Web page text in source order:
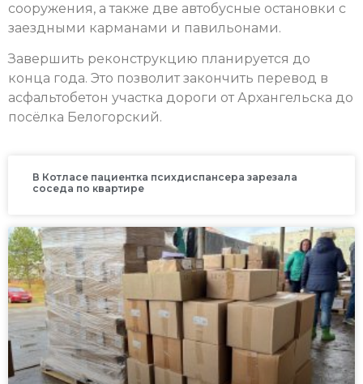
сооружения, а также две автобусные остановки с
заездными карманами и павильонами.
Завершить реконструкцию планируется до
конца года. Это позволит закончить перевод в
асфальтобетон участка дороги от Архангельска до
посёлка Белогорский.
В Котласе пациентка психдиспансера зарезала
соседа по квартире